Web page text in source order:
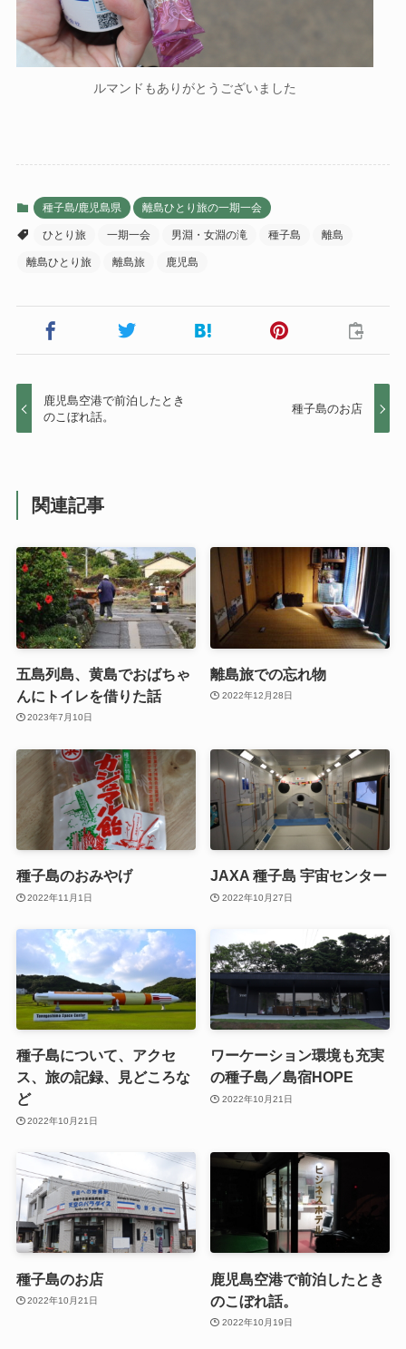
ルマンドもありがとうございました
種子島/鹿児島県 離島ひとり旅の一期一会
ひとり旅 一期一会 男淵・女淵の滝 種子島 離島
離島ひとり旅 離島旅 鹿児島
鹿児島空港で前泊したとき
のこぼれ話。
種子島のお店
関連記事
五島列島、黄島でおばちゃ
んにトイレを借りた話
2023年7月10日
離島旅での忘れ物
2022年12月28日
種子島のおみやげ
2022年11月1日
JAXA 種子島 宇宙センター
2022年10月27日
種子島について、アクセ
ス、旅の記録、見どころな
ど
2022年10月21日
ワーケーション環境も充実
の種子島／島宿HOPE
2022年10月21日
種子島のお店
2022年10月21日
鹿児島空港で前泊したとき
のこぼれ話。
2022年10月19日